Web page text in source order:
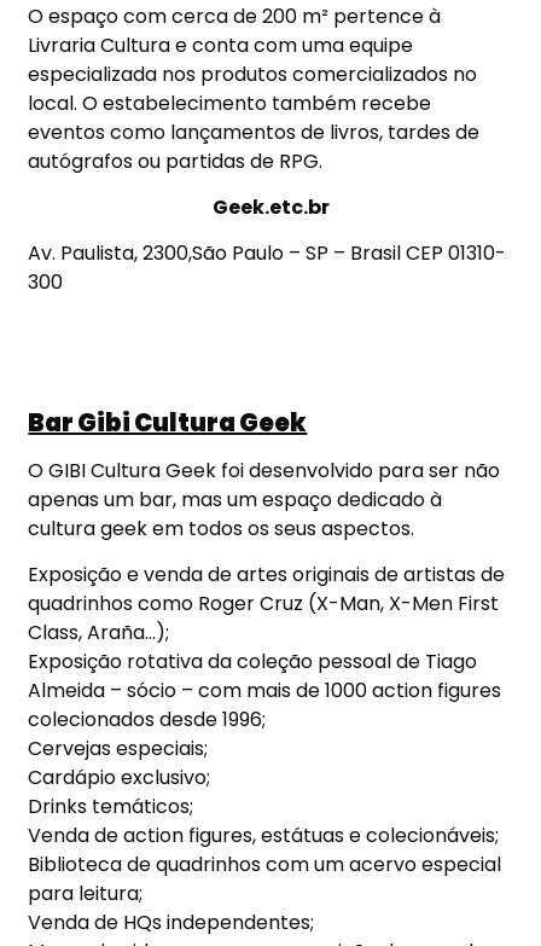
O espaço com cerca de 200 m² pertence à
Livraria Cultura e conta com uma equipe
especializada nos produtos comercializados no
local. O estabelecimento também recebe
eventos como lançamentos de livros, tardes de
autógrafos ou partidas de RPG.
Geek.etc.br
Av. Paulista, 2300,São Paulo – SP – Brasil CEP 01310-
300
Bar Gibi Cultura Geek
O GIBI Cultura Geek foi desenvolvido para ser não
apenas um bar, mas um espaço dedicado à
cultura geek em todos os seus aspectos.
Exposição e venda de artes originais de artistas de
quadrinhos como Roger Cruz (X-Man, X-Men First
Class, Araña…);
Exposição rotativa da coleção pessoal de Tiago
Almeida – sócio – com mais de 1000 action figures
colecionados desde 1996;
Cervejas especiais;
Cardápio exclusivo;
Drinks temáticos;
Venda de action figures, estátuas e colecionáveis;
Biblioteca de quadrinhos com um acervo especial
para leitura;
Venda de HQs independentes;